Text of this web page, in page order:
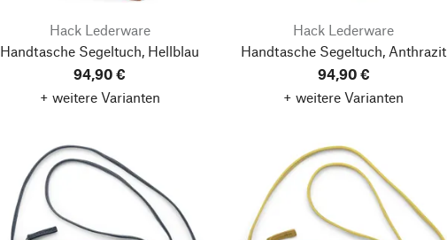
Hack Lederware
Handtasche Segeltuch, Hellblau
94,90 €
+ weitere Varianten
Hack Lederware
Handtasche Segeltuch, Anthrazit
94,90 €
+ weitere Varianten